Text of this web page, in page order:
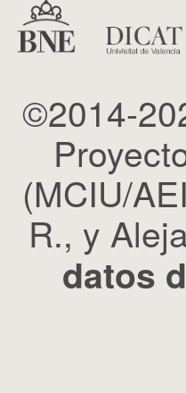
©2014-
(MCIU/
R., y
datos